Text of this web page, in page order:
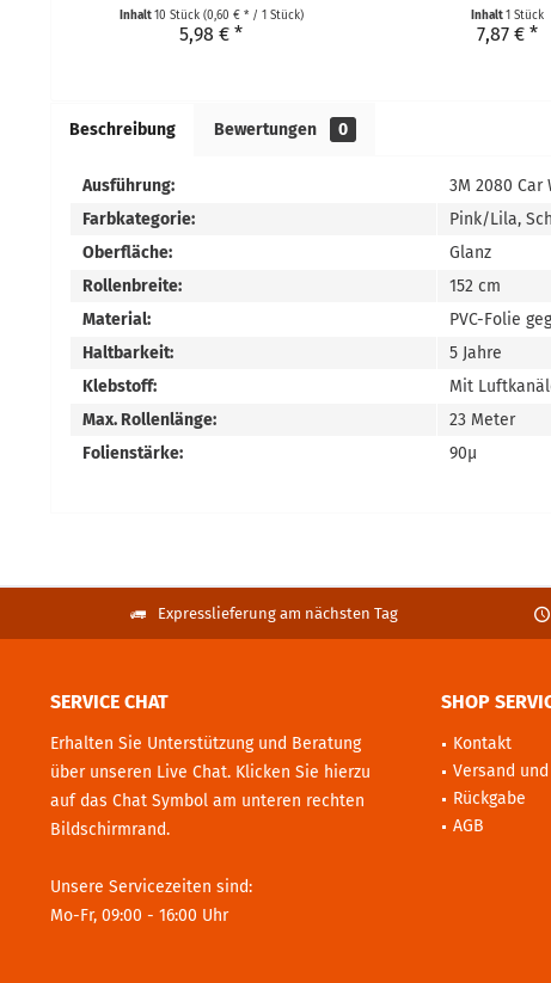
Inhalt10 Stück (0,60 € * / 1 Stück)
5,98 € *
Inhalt1 Stück
7,87 € *
Beschreibung Bewertungen 0
Ausführung:
3M 2080 Car
Farbkategorie:
Pink/Lila,
Oberfläche:
Glanz
Rollenbreite:
152 cm
Material:
PVC-Folie
Haltbarkeit:
5 Jahre
Klebstoff:
Mit
Max. Rollenlänge:
23 Meter
Folienstärke:
90µ
Expresslieferung am nächsten Tag
SERVICE CHAT
Erhalten Sie Unterstützung und Beratung
über unseren Live Chat. Klicken Sie hierzu
auf das Chat Symbol am unteren rechten
Bildschirmrand.
Unsere Servicezeiten sind:
Mo-Fr, 09:00 - 16:00 Uhr
SHOP
Kontakt
Versand
Rückgabe
AGB